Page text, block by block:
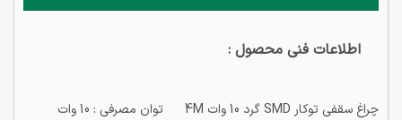
اطلاعات فنی محصول :
چراغ سقفی توکار SMD گرد 10 وات 4M توان مصرفی : 10 وات